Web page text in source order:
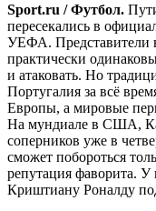
Sport.ru / Футбол.
пересекались в
УЕФА.
практически
и атаковать. Но
Португалия за всё
Европы, а мировые
На мундиале в США,
соперников уже в
сможет побороться
репутация фаворита. У
Криштиану Роналду